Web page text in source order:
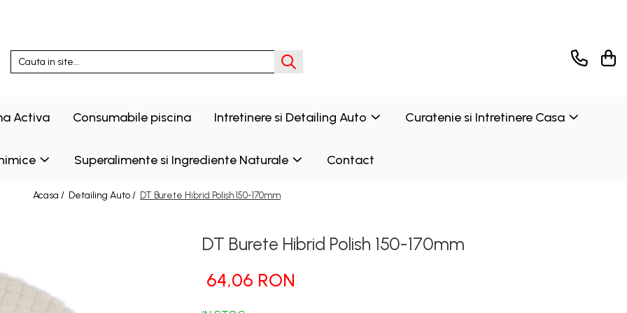
Activa Consumabile piscina Intretinere si Detailing Auto Curatenie si Intretinere Casa
Superalimente si Ingrediente Naturale Contact
Acasa / Detailing Auto / DT Burete Hibrid Polish 150-170mm
DT Burete Hibrid Polish 150-170mm
64,06 RON